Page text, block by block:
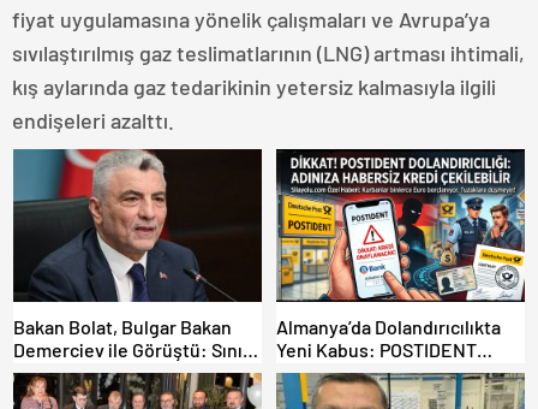
fiyat uygulamasına yönelik çalışmaları ve Avrupa’ya
sıvılaştırılmış gaz teslimatlarının (LNG) artması ihtimali,
kış aylarında gaz tedarikinin yetersiz kalmasıyla ilgili
endişeleri azalttı.
Bakan Bolat, Bulgar Bakan
Demerciev ile Görüştü: Sınır
Kapılarında “EES” ve Yaz
Yoğunluğu Masaya Yatırıldı
Almanya’da Dolandırıcılıkta
Yeni Kabus: POSTIDENT
Üzerinden Adınıza Kredi
Çekilebilir!